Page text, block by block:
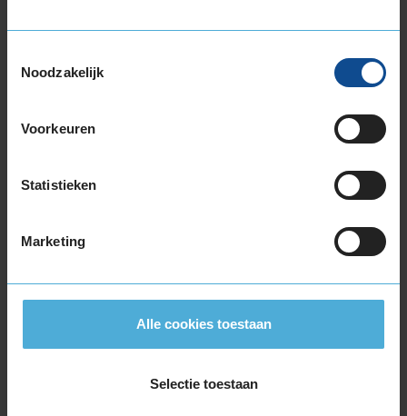
Noodzakelijk
Voorkeuren
Statistieken
Marketing
Alle cookies toestaan
Selectie toestaan
265/35R19 98Y EXTRALOAD
265/40R19 102Y EXTRALOAD
285/35R19 103Y EXTRALOAD
285/35R19 103Y EXTRALOAD
295/30R19 100Y EXTRALOAD
305/30R19 102Y EXTRALOAD
305/30R19 102Y EXTRALOAD
305/30R19 102Y EXTRALOAD